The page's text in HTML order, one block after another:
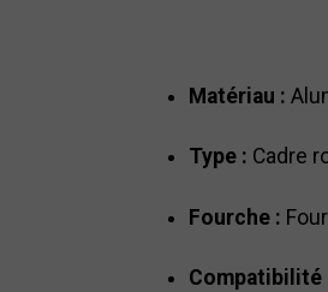
Matériau :
Type : Cadre
Fourche :
Compatibilité